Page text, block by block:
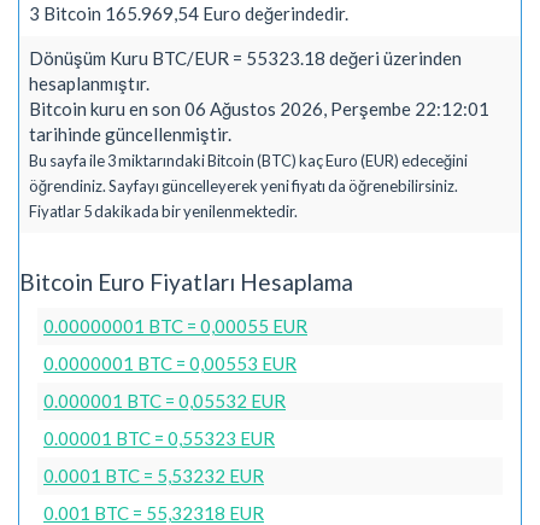
3 Bitcoin 165.969,54 Euro değerindedir.
Dönüşüm Kuru BTC/EUR = 55323.18 değeri üzerinden
hesaplanmıştır.
Bitcoin kuru en son 06 Ağustos 2026, Perşembe 22:12:01
tarihinde güncellenmiştir.
Bu sayfa ile 3 miktarındaki Bitcoin (BTC) kaç Euro (EUR) edeceğini
öğrendiniz. Sayfayı güncelleyerek yeni fiyatı da öğrenebilirsiniz.
Fiyatlar 5 dakikada bir yenilenmektedir.
Bitcoin Euro Fiyatları Hesaplama
0.00000001 BTC = 0,00055 EUR
0.0000001 BTC = 0,00553 EUR
0.000001 BTC = 0,05532 EUR
0.00001 BTC = 0,55323 EUR
0.0001 BTC = 5,53232 EUR
0.001 BTC = 55,32318 EUR